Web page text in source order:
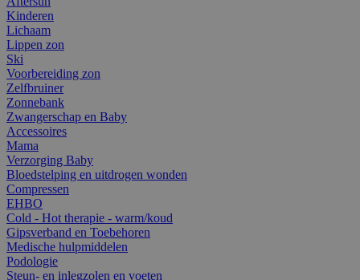
Kinderen
Lichaam
Lippen zon
Ski
Voorbereiding zon
Zelfbruiner
Zonnebank
Zwangerschap en Baby
Accessoires
Mama
Verzorging Baby
Bloedstelping en uitdrogen wonden
Compressen
EHBO
Cold - Hot therapie - warm/koud
Gipsverband en Toebehoren
Medische hulpmiddelen
Podologie
Steun- en inlegzolen en voeten